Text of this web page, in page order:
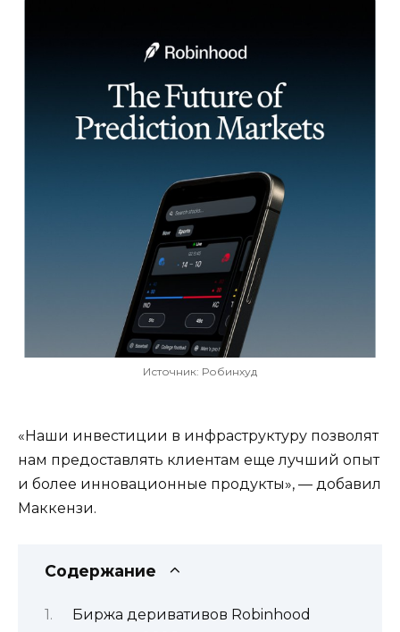
Источник: Робинхуд
«Наши инвестиции в инфраструктуру позволят
нам предоставлять клиентам еще лучший опыт
и более инновационные продукты», — добавил
Маккензи.
Содержание
Биржа деривативов Robinhood